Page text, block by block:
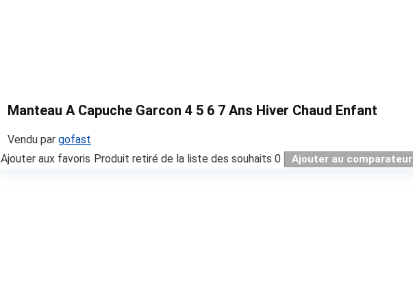
Manteau A Capuche Garcon 4 5 6 7 Ans Hiver Chaud Enfant
Vendu par gofast
Ajouter aux favoris Produit retiré de la liste des souhaits 0 Ajouter au comparateur